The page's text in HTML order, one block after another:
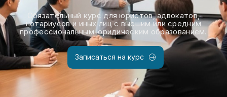
Обязательный курс для юристов, адвокатов,
нотариусов и иных лиц с высшим или средним
профессиональным юридическим образованием.
Записаться на курс